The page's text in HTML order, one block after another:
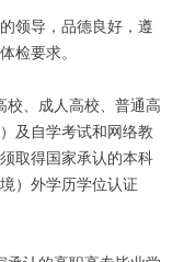
领导，品德良好，遵
检要求。
校、成人高校、普通高
及自学考试和网络教
取得国家承认的本科
）外学历学位认证